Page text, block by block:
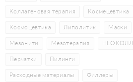
Коллагеновая терапия Космецевтика
Космоцевтика Липолитик Маски
Мезонити Мезотерапия НЕОКОЛЛ
Перчатки Пилинги
Расходные материалы Филлеры